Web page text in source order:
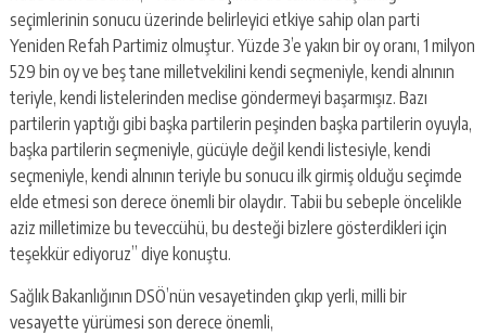
seçimlerinin sonucu üzerinde belirleyici etkiye sahip olan parti
Yeniden Refah Partimiz olmuştur. Yüzde 3’e yakın bir oy oranı, 1 milyon
529 bin oy ve beş tane milletvekilini kendi seçmeniyle, kendi alnının
teriyle, kendi listelerinden meclise göndermeyi başarmışız. Bazı
partilerin yaptığı gibi başka partilerin peşinden başka partilerin oyuyla,
başka partilerin seçmeniyle, gücüyle değil kendi listesiyle, kendi
seçmeniyle, kendi alnının teriyle bu sonucu ilk girmiş olduğu seçimde
elde etmesi son derece önemli bir olaydır. Tabii bu sebeple öncelikle
aziz milletimize bu teveccühü, bu desteği bizlere gösterdikleri için
teşekkür ediyoruz” diye konuştu.
Sağlık Bakanlığının DSÖ’nün vesayetinden çıkıp yerli, milli bir
vesayette yürümesi son derece önemli,